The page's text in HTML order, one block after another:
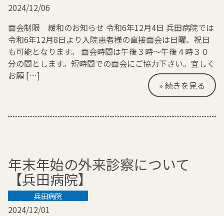
2024/12/06
面会制限 緩和のお知らせ 令和6年12月4日 兵田病院では
令和6年12月8日より入院患者様の直接面会は日曜、祝日
も可能となります。 面会時間は午後３時～午後４時３０
分の間とします。短時間での面会にご協力下さい。宜しく
お願 […]
» 続きを見る
年末年始の外来診察について
【兵田病院】
兵田病院
2024/12/01